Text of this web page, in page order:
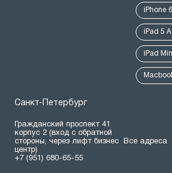
iPhone
iPad 5
iPad
Санкт-Петербург
Гражданский проспект 41
корпус 2 (вход с обратной
стороны, через лифт бизнес
центр)
+7 (951) 680-65-55
Все адреса